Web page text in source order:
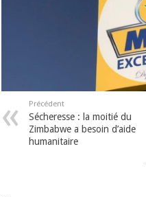
Précédent
Sécheresse : la moitié du
Zimbabwe a besoin d’aide
humanitaire